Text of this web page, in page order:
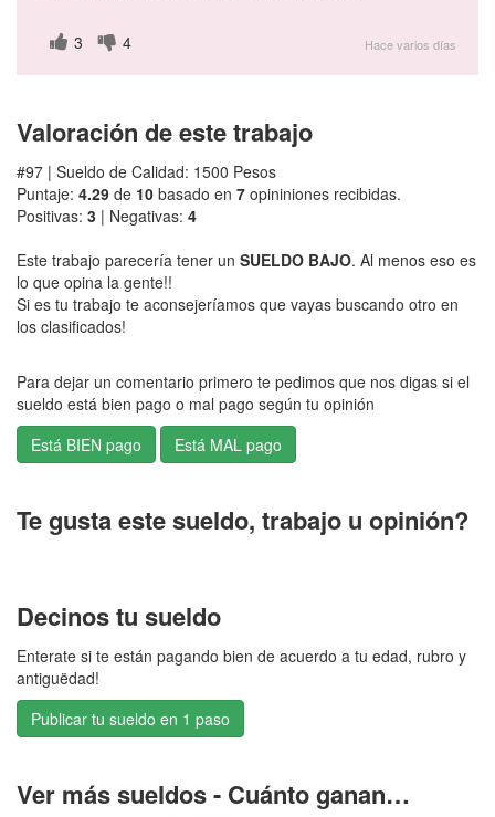
3 4 Hace varios días
Valoración de este trabajo
#97 | Sueldo de Calidad: 1500 Pesos
Puntaje: 4.29 de 10 basado en 7 opininiones recibidas.
Positivas: 3 | Negativas: 4
Este trabajo parecería tener un SUELDO BAJO. Al menos eso es
lo que opina la gente!!
Si es tu trabajo te aconsejeríamos que vayas buscando otro en
los clasificados!
Para dejar un comentario primero te pedimos que nos digas si el
sueldo está bien pago o mal pago según tu opinión
Te gusta este sueldo, trabajo u opinión?
Decinos tu sueldo
Enterate si te están pagando bien de acuerdo a tu edad, rubro y
antiguëdad!
Publicar tu sueldo en 1 paso
Ver más sueldos - Cuánto ganan…